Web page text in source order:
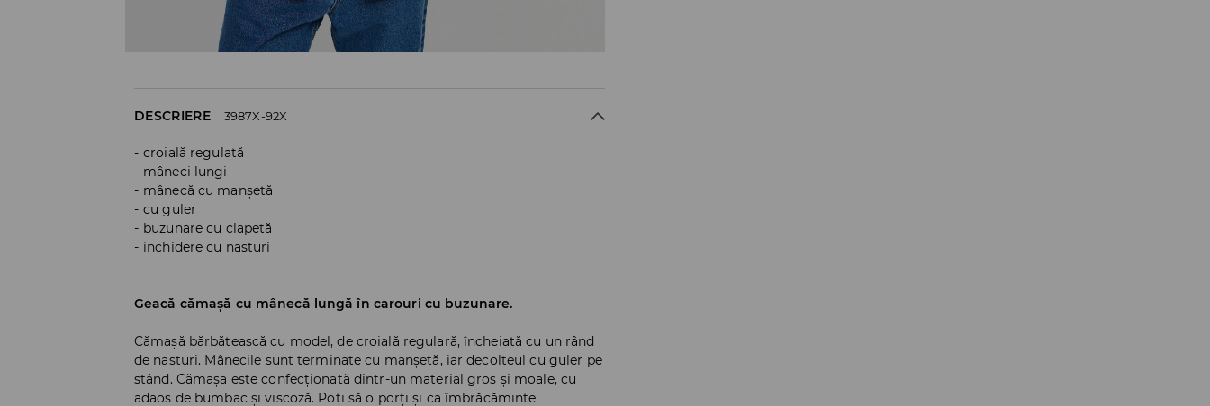
DESCRIERE 3987X-92X
croială regulată
mâneci lungi
mânecă cu manșetă
cu guler
buzunare cu clapetă
închidere cu nasturi
Geacă cămașă cu mânecă lungă în carouri cu buzunare.
Cămașă bărbătească cu model, de croială regulară, încheiată cu un rând
de nasturi. Mânecile sunt terminate cu manșetă, iar decolteul cu guler pe
stând. Cămașa este confecționată dintr-un material gros și moale, cu
adaos de bumbac și viscoză. Poți să o porți și ca îmbrăcăminte